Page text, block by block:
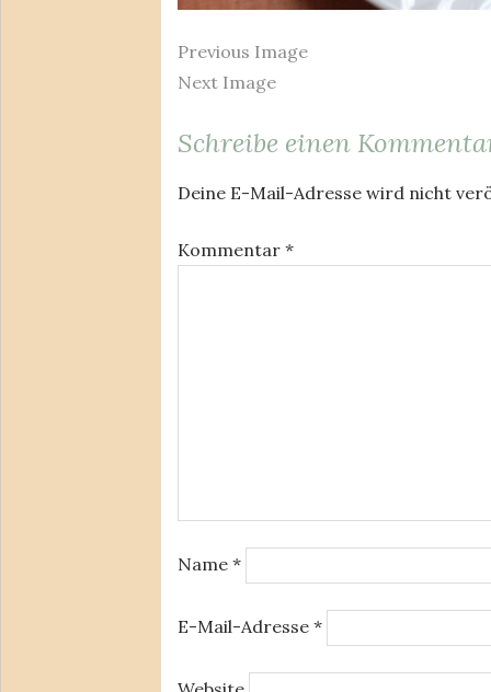
Previous Image
Next Image
Schreibe einen
Deine E-Mail-Adresse wird nicht
Kommentar *
Name *
E-Mail-Adresse *